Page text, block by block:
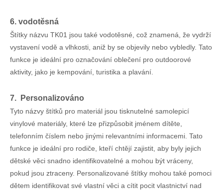
6. vodotěsná
Štítky názvu TK01 jsou také vodotěsné, což znamená, že vydrží
vystavení vodě a vlhkosti, aniž by se objevily nebo vybledly. Tato
funkce je ideální pro označování oblečení pro outdoorové
aktivity, jako je kempování, turistika a plavání.
7. Personalizováno
Tyto názvy štítků pro materiál jsou tisknutelné samolepicí
vinylové materiály, které lze přizpůsobit jménem dítěte,
telefonním číslem nebo jinými relevantními informacemi. Tato
funkce je ideální pro rodiče, kteří chtějí zajistit, aby byly jejich
dětské věci snadno identifikovatelné a mohou být vráceny,
pokud jsou ztraceny. Personalizované štítky mohou také pomoci
dětem identifikovat své vlastní věci a cítit pocit vlastnictví nad